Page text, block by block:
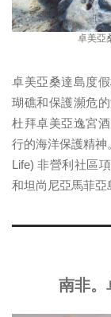
卓美亞
卓美亞桑達島度
瑚礁和保護瀕危
杜拜卓美亞逸宮
行的海洋保護精
Life) 非營利社區
和坦尚尼亞馬菲亞
南非。